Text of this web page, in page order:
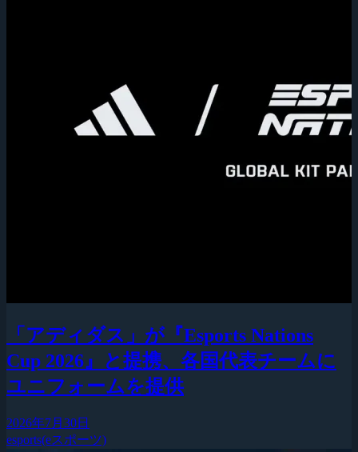
「アディダス」が『Esports Nations
Cup 2026』と提携、各国代表チームに
ユニフォームを提供
2026年7月30日
esports(eスポーツ)